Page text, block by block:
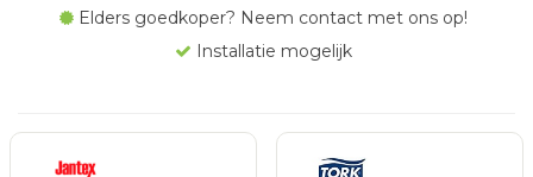
Elders goedkoper? Neem contact met ons op!
Installatie mogelijk